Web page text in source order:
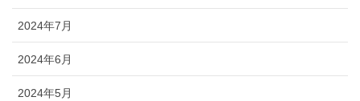
2024年7月
2024年6月
2024年5月